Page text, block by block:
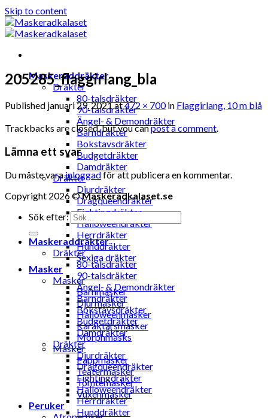
Skip to content
Maskeraddräkter
Dräkter
80-talsdräkter
90-talsdräkter
Ängel- & Demondräkter
Barndräkter
Bokstavsdräkter
Budgetdräkter
Damdräkter
Dräkter
Djurdräkter
Dragqueendräkter
Fightingdräkter
Halloweendräkter
Herrdräkter
Hunddräkter
Sexiga dräkter
Masker
Masker
Barnmasker
Djurmasker
Halloweenmasker
Karaktärsmasker
Morphmasks
Masker
Pappmasker
Teatermasker
Tomtemasker
Vuxenmasker
Peruker
205285_flaggirlang_bla
Published januari 29, 2021at472 × 700in Flaggirlang, 10 m blå
Trackbacks are closed, but you canpost a comment.
Lämna ett svar
Du måste varainloggadför att publicera en kommentar.
Copyright 2026 ©Maskeradkalaset.se
Sök efter:
Maskeraddräkter
Dräkter
80-talsdräkter
90-talsdräkter
Ängel- & Demondräkter
Barndräkter
Bokstavsdräkter
Budgetdräkter
Damdräkter
Dräkter
Djurdräkter
Dragqueendräkter
Fightingdräkter
Halloweendräkter
Herrdräkter
Hunddräkter